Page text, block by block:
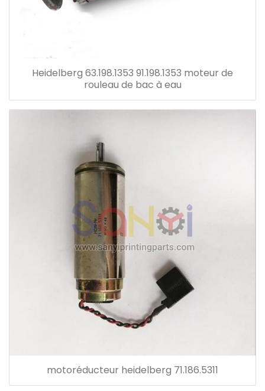
Heidelberg 63.198.1353 91.198.1353 moteur de
rouleau de bac à eau
motoréducteur heidelberg 71.186.5311